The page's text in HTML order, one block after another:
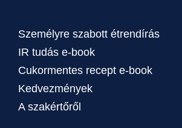
Személyre szabott étrendírás
IR tudás e-book
Cukormentes recept e-book
Kedvezmények
A szakértőről